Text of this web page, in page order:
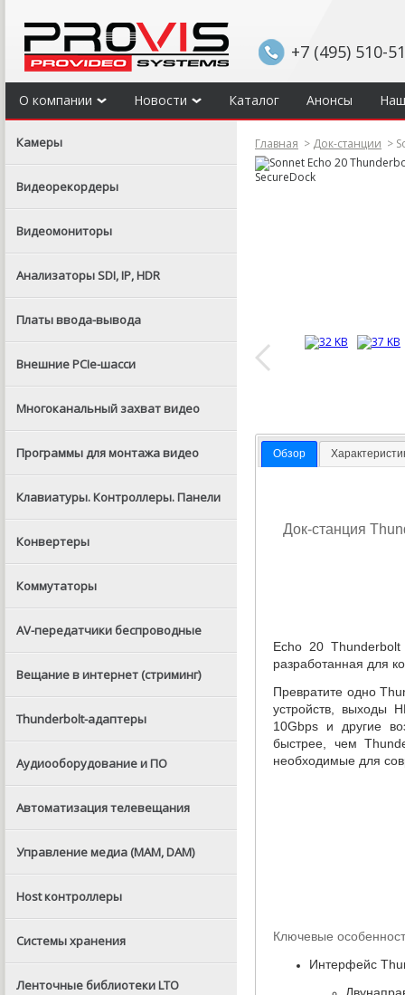
+7 (495) 510-
О компании Новости Каталог Анонсы
Камеры
Видеорекордеры
Видеомониторы
Анализаторы SDI, IP, HDR
Платы ввода-вывода
Внешние PCIe-шасси
Многоканальный захват видео
Программы для монтажа видео
Клавиатуры. Контроллеры. Панели
Конвертеры
Коммутаторы
AV-передатчики беспроводные
Вещание в интернет (стриминг)
Thunderbolt-адаптеры
Аудиооборудование и ПО
Автоматизация телевещания
Управление медиа (MAM, DAM)
Host контроллеры
Системы хранения
Ленточные библиотеки LTO
Главная > Док-станции >
Обзор
Док-станция
Echo 20
разработанная для
Превратите одно
устройств
выходы
10Gbps и другие
быстрее
чем
необходимые для
Ключевые
Интерфейс